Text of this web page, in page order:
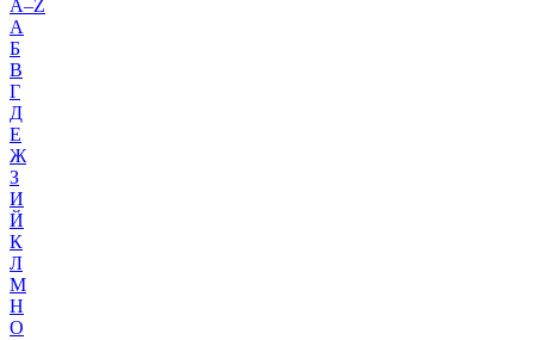
A–Z
А
Б
В
Г
Д
Е
Ж
З
И
Й
К
Л
М
Н
О